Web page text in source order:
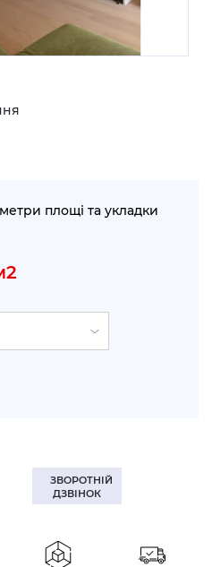
площі та укладки
ЗВОРОТНІЙ
ДЗВІНОК